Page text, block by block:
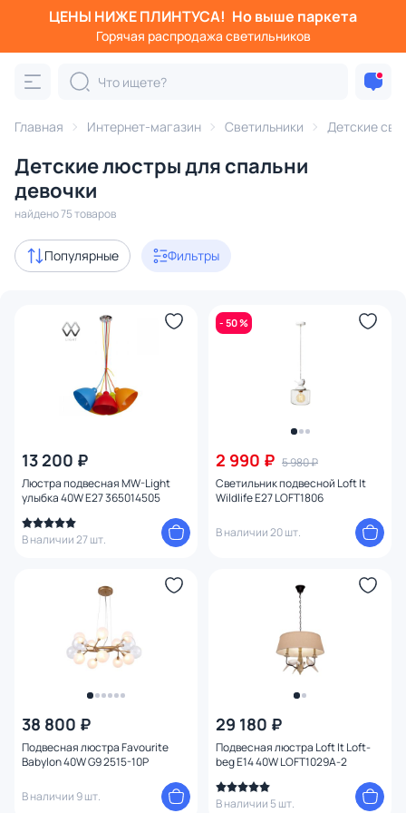
ЦЕНЫ НИЖЕ ПЛИНТУСА! Но выше паркета
Горячая распродажа светильников
Главная Интернет-магазин Светильники Детские
Детские люстры для спальни
девочки
найдено 75 товаров
Популярные Фильтры
13 200 ₽
Люстра подвесная MW-Light
улыбка 40W E27 365014505
В наличии 27 шт.
- 50 %
2 990 ₽ 5 980 ₽
Светильник подвесной Loft It
Wildlife E27 LOFT1806
В наличии 20 шт.
38 800 ₽
Подвесная люстра Favourite
Babylon 40W G9 2515-10P
В наличии 9 шт.
29 180 ₽
Подвесная люстра Loft It Loft-
beg E14 40W LOFT1029A-2
В наличии 5 шт.
Фильтры
Категория: Детские светильники
для мальчиков подвесные потолочные
Акции 7
Дизайнерский свет
В наличии 63
Бренд
Цвет
Материал арматуры
Материал плафона
Материал
Цвет арматуры